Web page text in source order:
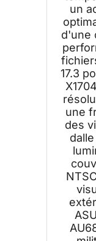
un
d'une
17.3
une
des